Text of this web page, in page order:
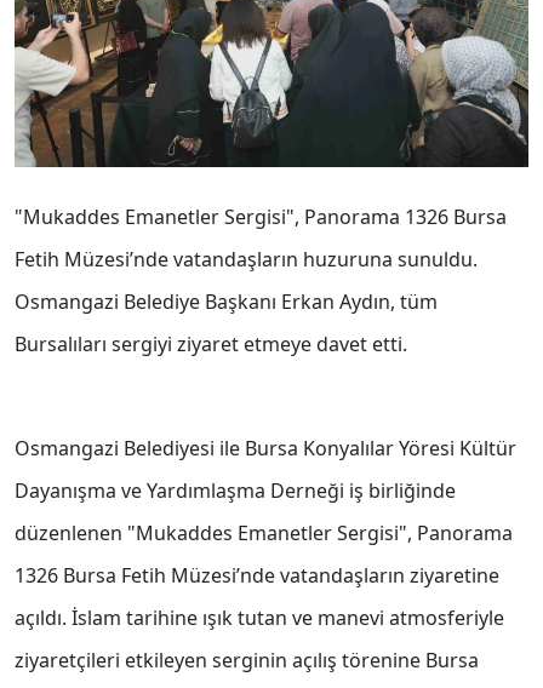
"Mukaddes Emanetler Sergisi", Panorama 1326 Bursa
Fetih Müzesi’nde vatandaşların huzuruna sunuldu.
Osmangazi Belediye Başkanı Erkan Aydın, tüm
Bursalıları sergiyi ziyaret etmeye davet etti.
Osmangazi Belediyesi ile Bursa Konyalılar Yöresi Kültür
Dayanışma ve Yardımlaşma Derneği iş birliğinde
düzenlenen "Mukaddes Emanetler Sergisi", Panorama
1326 Bursa Fetih Müzesi’nde vatandaşların ziyaretine
açıldı. İslam tarihine ışık tutan ve manevi atmosferiyle
ziyaretçileri etkileyen serginin açılış törenine Bursa